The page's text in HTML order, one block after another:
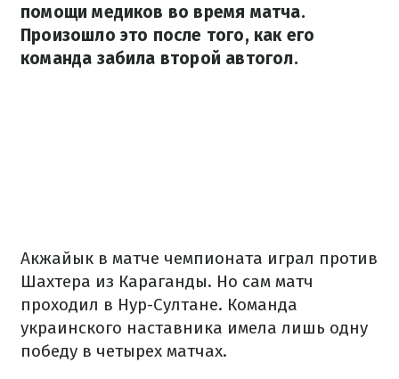
помощи медиков во время матча.
Произошло это после того, как его
команда забила второй автогол.
Акжайык в матче чемпионата играл против
Шахтера из Караганды. Но сам матч
проходил в Нур-Султане. Команда
украинского наставника имела лишь одну
победу в четырех матчах.